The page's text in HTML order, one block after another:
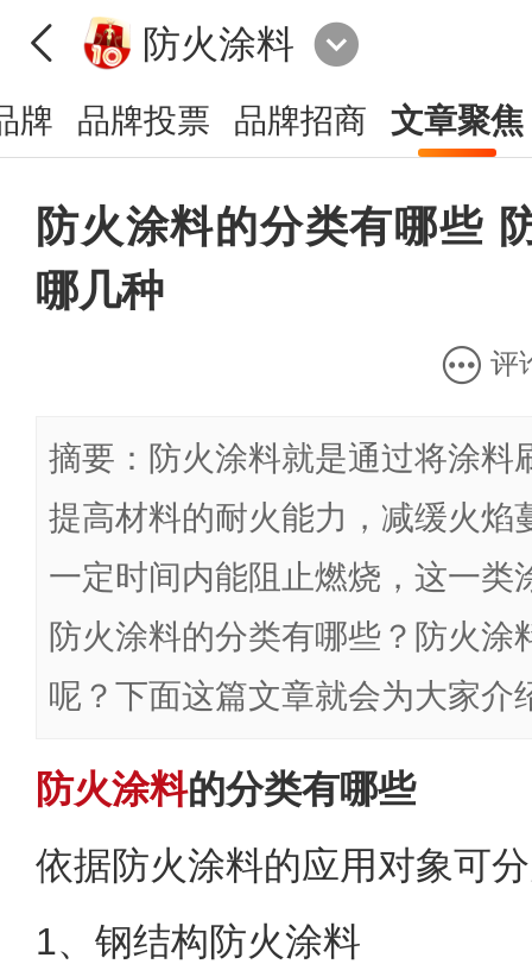
防火涂料
牌 品牌投票 品牌招商 文章聚焦
防火涂料的分类有哪些
哪几种
评
摘要：防火涂料就是通过将涂料
提高材料的耐火能力，减缓火焰
一定时间内能阻止燃烧，这一类
防火涂料的分类有哪些？防火涂
呢？下面这篇文章就会为大家介
防火涂料的分类有哪些
依据防火涂料的应用对象可
1、钢结构防火涂料